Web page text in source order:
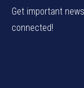
Get important
connected!